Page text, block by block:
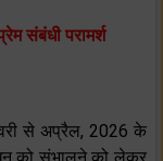
संबंधी परामर्श
से अप्रैल, 2026 के